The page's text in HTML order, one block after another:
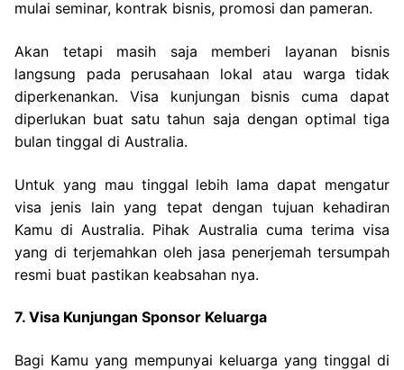
mulai seminar, kontrak bisnis, promosi dan pameran.
Akan tetapi masih saja memberi layanan bisnis
langsung pada perusahaan lokal atau warga tidak
diperkenankan. Visa kunjungan bisnis cuma dapat
diperlukan buat satu tahun saja dengan optimal tiga
bulan tinggal di Australia.
Untuk yang mau tinggal lebih lama dapat mengatur
visa jenis lain yang tepat dengan tujuan kehadiran
Kamu di Australia. Pihak Australia cuma terima visa
yang di terjemahkan oleh jasa penerjemah tersumpah
resmi buat pastikan keabsahan nya.
7. Visa Kunjungan Sponsor Keluarga
Bagi Kamu yang mempunyai keluarga yang tinggal di